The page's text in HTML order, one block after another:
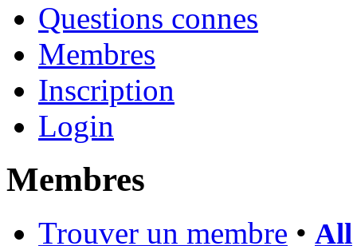
Questions connes
Membres
Inscription
Login
Membres
Trouver un membre • All